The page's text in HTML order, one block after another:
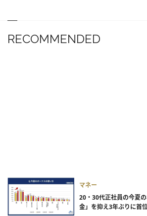
RECOMMENDED
マネー
20・30代正社員の今夏
金」を抑え3年ぶりに首